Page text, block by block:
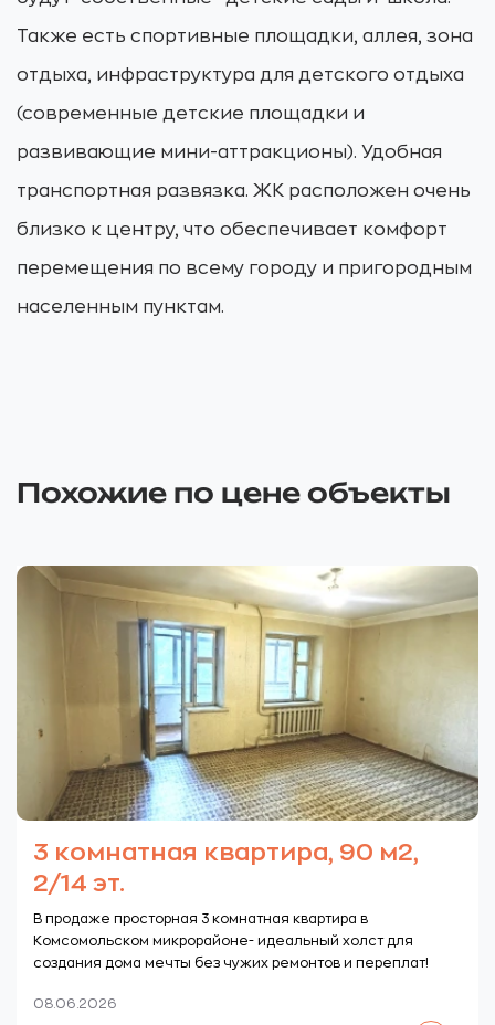
Также есть спортивные площадки, аллея, зона
отдыха, инфраструктура для детского отдыха
(современные детские площадки и
развивающие мини-аттракционы). Удобная
транспортная развязка. ЖК расположен очень
близко к центру, что обеспечивает комфорт
перемещения по всему городу и пригородным
населенным пунктам.
Похожие по цене объекты
3 комнатная квартира, 90 м2,
2/14 эт.
В продаже просторная 3 комнатная квартира в
Комсомольском микрорайоне- идеальный холст для
создания дома мечты без чужих ремонтов и переплат!
08.06.2026